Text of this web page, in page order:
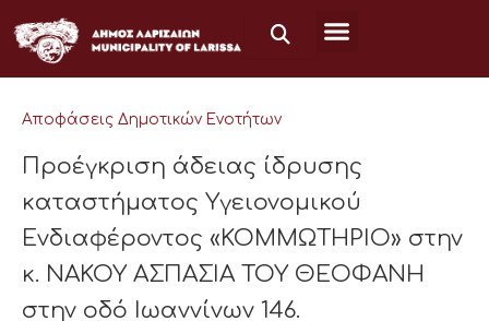
στο
περιεχόμενο
Αποφάσεις Δημοτικών Ενοτήτων
Προέγκριση άδειας ίδρυσης
καταστήματος Υγειονομικού
Ενδιαφέροντος «ΚΟΜΜΩΤΗΡΙΟ» στην
κ. ΝΑΚΟΥ ΑΣΠΑΣΙΑ ΤΟΥ ΘΕΟΦΑΝΗ
στην οδό Ιωαννίνων 146.